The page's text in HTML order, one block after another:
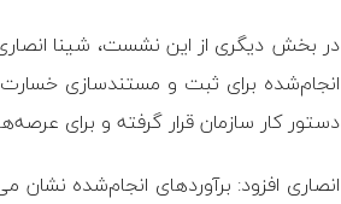
در بخش دیگری از این نشست، شینا
انجام‌شده برای ثبت و مستندسازی
دستور کار سازمان قرار گرفته و برای عرصه‌های طبیعی آسیب‌دیده
انصاری افزود: برآورد‌های انجام‌شده